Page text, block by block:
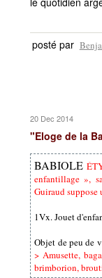
posté par
20 Dec 2014
"Eloge de la
BABIOLE
enfantillage »,
Guiraud
1Vx. Jouet
Objet de peu de
> Amusette,
brimborion,